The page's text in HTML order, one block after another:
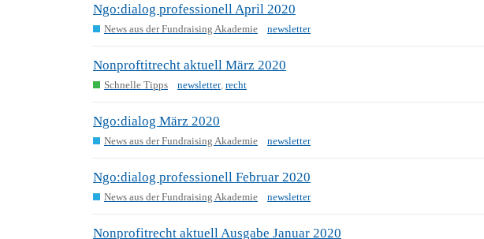
Ngo:dialog professionell April 2020
News aus der Fundraising Akademie newsletter
Nonproftitrecht aktuell März 2020
Schnelle Tipps newsletter recht
Ngo:dialog März 2020
News aus der Fundraising Akademie newsletter
Ngo:dialog professionell Februar 2020
News aus der Fundraising Akademie newsletter
Nonprofitrecht aktuell Ausgabe Januar 2020